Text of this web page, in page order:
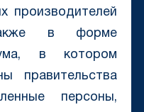
производителей
в форме
в котором
правительства
персоны,